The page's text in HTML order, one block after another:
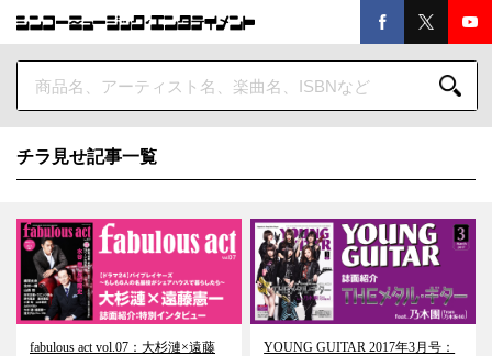
チラ見せ記事一覧
fabulous act vol.07：大杉漣×遠藤
YOUNG GUITAR 2017年3月号：